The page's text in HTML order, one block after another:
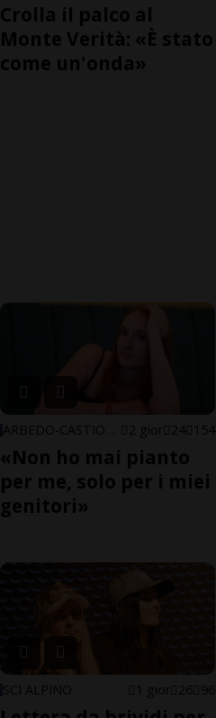
Crolla il palco al
Monte Verità: «È stato
come un'onda»
2 gior 24 154
«Non ho mai pianto
per me, solo per i miei
genitori»
SCI ALPINO 1 gior 26 96